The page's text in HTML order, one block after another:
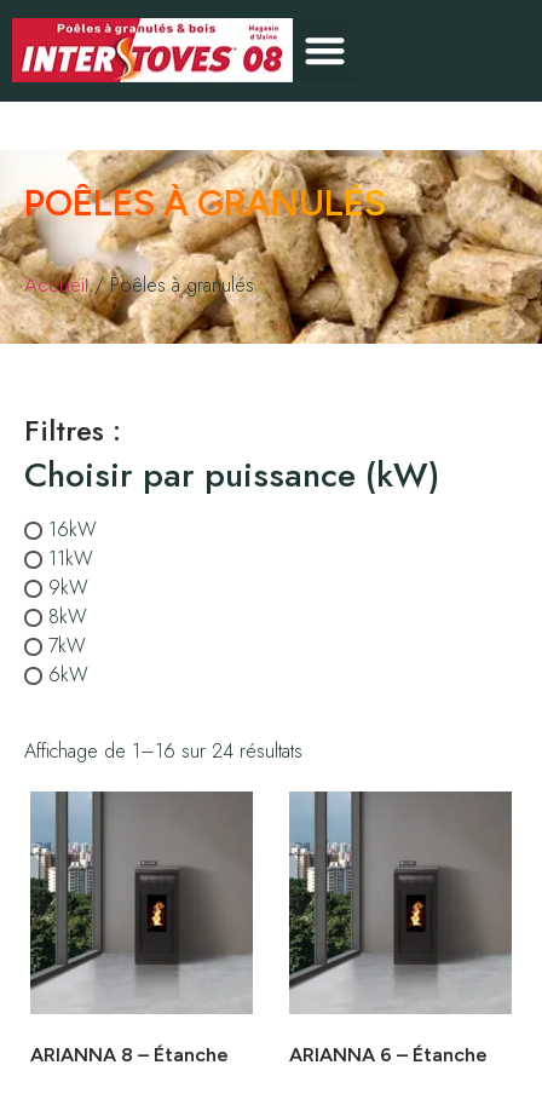
POÊLES À GRANULÉS
Accueil/ Poêles à granulés
Filtres :
Choisir par puissance (kW)
16kW
11kW
9kW
8kW
7kW
6kW
Affichage de 1–16 sur 24 résultats
ARIANNA 8 – Étanche ARIANNA 6 – Étanche